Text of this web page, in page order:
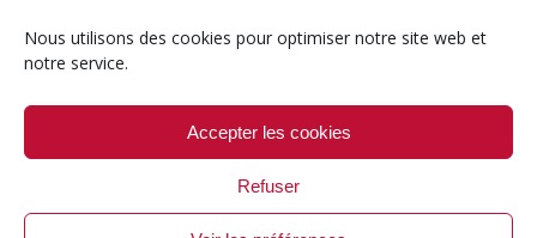
Nous utilisons des cookies pour optimiser notre site web et
notre service.
Accepter les cookies
Refuser